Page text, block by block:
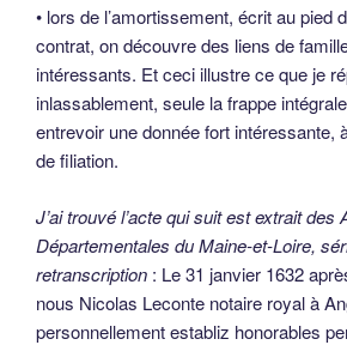
• lors de l’amortissement, écrit au pied
contrat, on découvre des liens de
intéressants. Et ceci illustre ce que je
inlassablement, seule la frappe
entrevoir une donnée fort intéressante,
de filiation.
J’ai trouvé l’acte qui suit est extrait des
Départementales du Maine-et-Loire,
retranscription : Le 31 janvier 1632
nous Nicolas Leconte notaire royal à
personnellement establiz honorables